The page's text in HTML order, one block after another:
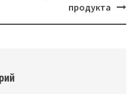
продукта